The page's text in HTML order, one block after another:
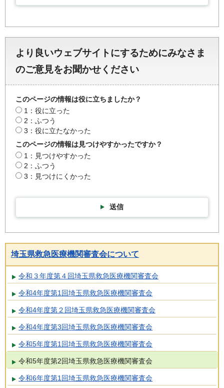
より良いウェブサイトにするためにみなさま
のご意見をお聞かせください
このページの情報は役に立ちましたか？
1：役に立った
2：ふつう
3：役に立たなかった
このページの情報は見つけやすかったですか？
1：見つけやすかった
2：ふつう
3：見つけにくかった
送信
埼玉県救急医療機関審査会について
令和３年度第４回埼玉県救急医療機関審査会
令和4年度第1回埼玉県救急医療機関審査会
令和4年度第２回埼玉県救急医療機関審査会
令和4年度第3回埼玉県救急医療機関審査会
令和5年度第1回埼玉県救急医療機関審査会
令和5年度第2回埼玉県救急医療機関審査会
令和6年度第1回埼玉県救急医療機関審査会